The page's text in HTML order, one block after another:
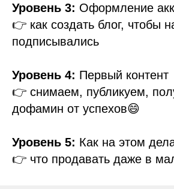
Уровень 3: Оформление
👉 как создать блог, чтобы
подписывались
Уровень 4: Первый контент
👉 снимаем, публикуем,
дофамин от успехов😄
Уровень 5: Как на этом
👉 что продавать даже в